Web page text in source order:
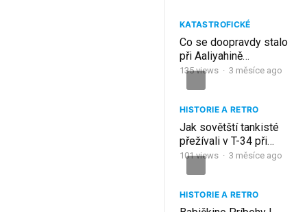
KATASTROFICKÉ
Co se doopravdy stalo
při Aaliyahině
posledním letu?
135views · 3 měsíce ago
HISTORIE A RETRO
Jak sovětští tankisté
přežívali v T-34 při
-40°C?
101views · 3 měsíce ago
HISTORIE A RETRO